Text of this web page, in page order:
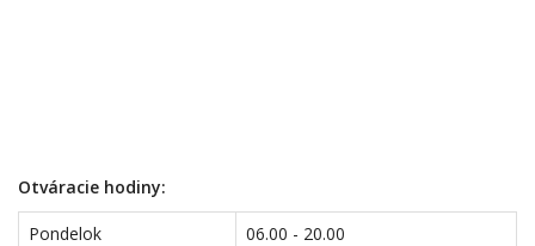
Otváracie hodiny:
Pondelok
06.00 - 20.00